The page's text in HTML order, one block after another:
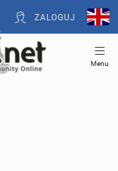
ZALOGUJ
Menu